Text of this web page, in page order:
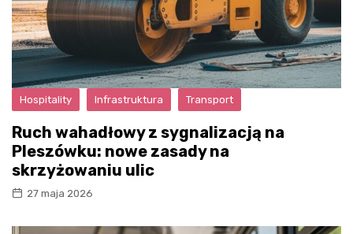
Hospitality Infrastruktura Transport
Ruch wahadłowy z sygnalizacją na
Pleszówku: nowe zasady na
skrzyżowaniu ulic
27 maja 2026